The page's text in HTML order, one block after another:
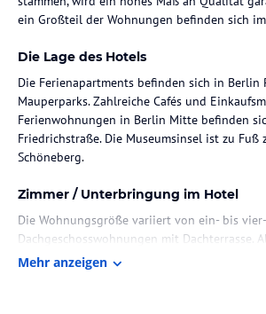
ein Großteil der Wohnungen befinden sich
Die Lage des Hotels
Die Ferienapartments befinden sich in Berlin
Mauperparks. Zahlreiche Cafés und
Ferienwohnungen in Berlin Mitte befinden
Friedrichstraße. Die Museumsinsel ist zu
Schöneberg.
Zimmer / Unterbringung im Hotel
Die Wohnungsgröße variiert von ein- bis
Dachgeschosswohnungen mit Dachterrasse.
Badezimmer, sowie einen kostenlosen
Mehr anzeigen